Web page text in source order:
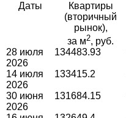
Даты
Квартиры
(вторичный
рынок),
за м2, руб.
28 июля
2026
134483.93
14 июля
2026
133415.2
30 июня
2026
131684.15